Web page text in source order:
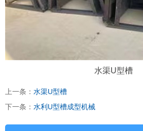
水渠U型槽
上一条： 水渠U型槽
下一条： 水利U型槽成型机械